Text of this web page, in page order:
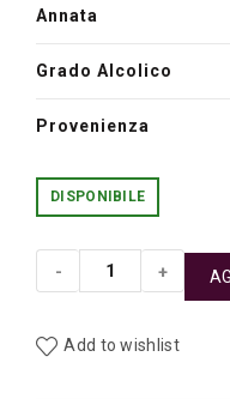
Annata
Grado Alcolico
Provenienza
DISPONIBILE
Sauvignon
Add to wishlist